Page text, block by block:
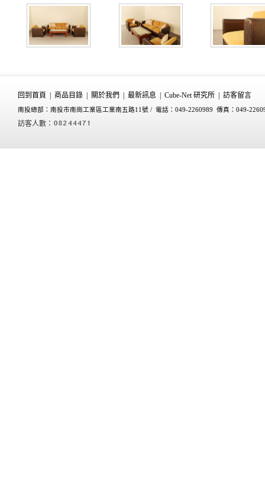
回到首頁 商品目錄 關於我們 最新訊息 Cube-Net 研究所 訪客留言
南投總部：南投市南崗工業區工業南五路11號 / 電話：049-2260989 傳真：049-
訪客人數：